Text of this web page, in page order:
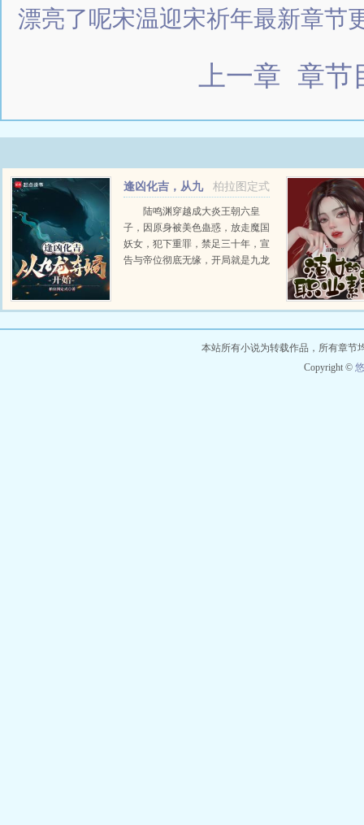
漂亮了呢宋温迎宋祈年最新章节
上一章 章节
柏拉图定式
逢凶化吉，从九
龙夺嫡开始
陆鸣渊穿越成大炎王朝六皇
子，因原身被美色蛊惑，放走魔国
妖女，犯下重罪，禁足三十年，宣
告与帝位彻底无缘，开局就是九龙
象，逢凶化吉，并且能得到各种命
本站所有小说为转载作品，所有章节
Copyright ©